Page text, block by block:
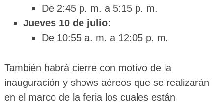
De 2:45 p. m. a 5:15 p. m.
Jueves 10 de julio:
De 10:55 a. m. a 12:05 p. m.
También habrá cierre con motivo de la
inauguración y shows aéreos que se realizarán
en el marco de la feria los cuales están